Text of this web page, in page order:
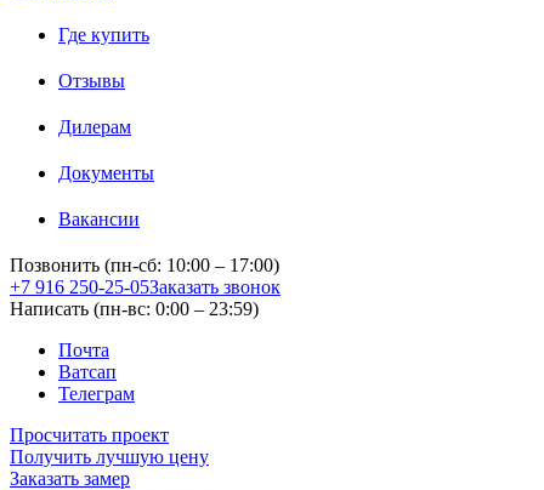
Где купить
Отзывы
Дилерам
Документы
Вакансии
Позвонить (пн-сб: 10:00 – 17:00)
+7 916 250-25-05Заказать звонок
Написать (пн-вс: 0:00 – 23:59)
Почта
Ватсап
Телеграм
Просчитать проект
Получить лучшую цену
Заказать замер